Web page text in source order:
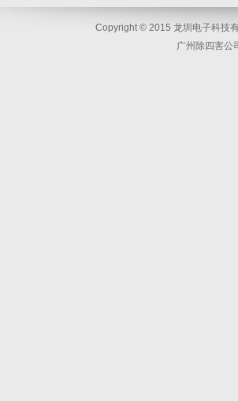
Copyright © 2015 龙圳电子科技
广州除四害公